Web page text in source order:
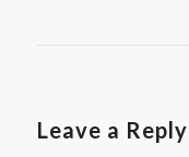
Leave a Reply